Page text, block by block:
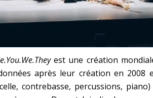
est une création
après leur création en 2008
contrebasse, percussions,